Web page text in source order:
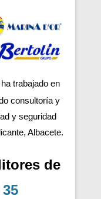
trabajado en
consultoría y
y seguridad
Albacete.
de
35